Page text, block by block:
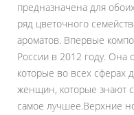
предназначена для
ряд цветочного
ароматов. Впервые
России в 2012 году. Она
которые во всех сферах
женщин, которые знают
самое лучшее.Верхние